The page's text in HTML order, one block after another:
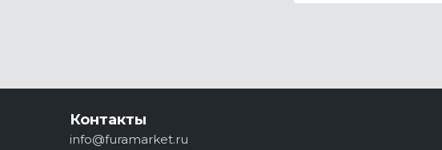
Контакты
info@furamarket.ru